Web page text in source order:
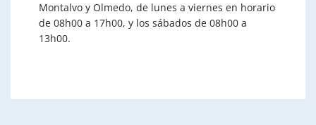
Montalvo y Olmedo, de lunes a viernes en horario
de 08h00 a 17h00, y los sábados de 08h00 a
13h00.